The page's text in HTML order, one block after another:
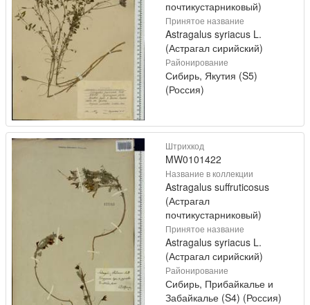
почтикустарниковый)
Принятое название
Astragalus syriacus L.
(Астрагал сирийский)
Районирование
Сибирь, Якутия (S5)
(Россия)
Штрихкод
MW0101422
Название в коллекции
Astragalus suffruticosus
(Астрагал
почтикустарниковый)
Принятое название
Astragalus syriacus L.
(Астрагал сирийский)
Районирование
Сибирь, Прибайкалье и
Забайкалье (S4) (Россия)